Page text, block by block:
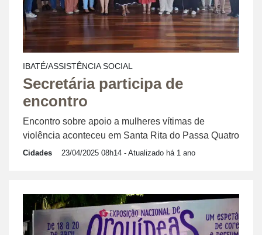
IBATÉ/ASSISTÊNCIA SOCIAL
Secretária participa de
encontro
Encontro sobre apoio a mulheres vítimas de
violência aconteceu em Santa Rita do Passa Quatro
Cidades 23/04/2025 08h14 - Atualizado há 1 ano